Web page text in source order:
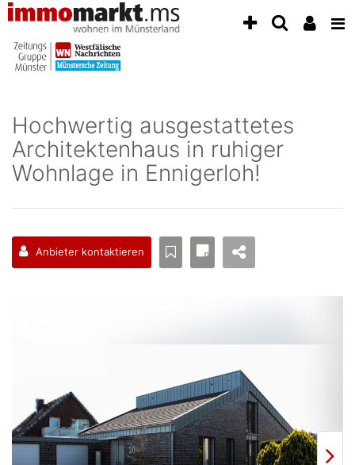
Accessibility
aktivieren
zur
zum
Inhalt
der
Anzeige
Hochwertig ausgestattetes
Architektenhaus in ruhiger
Wohnlage in Ennigerloh!
Anbieter kontaktieren